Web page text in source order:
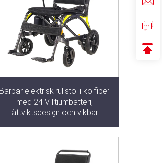
Bärbar elektrisk rullstol i kolfiber
med 24 V litiumbatteri,
lättviktsdesign och vikbar